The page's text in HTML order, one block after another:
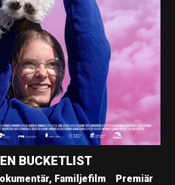
BUCKETLIST
Familjefilm
Premiär